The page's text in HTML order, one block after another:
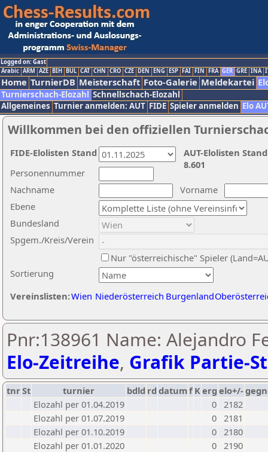
Logged on: Gast
Arabic ARM AZE BIH BUL CAT CHN CRO CZE DEN ENG ESP FAI FIN FRA GER GRE INA
Home TurnierDB Meisterschaft Foto-Galerie Meldekartei
Turnierschach-Elozahl Schnellschach-Elozahl
Allgemeines Turnier anmelden: AUT FIDE Spieler anmelden Elo
Willkommen bei den offiziellen
Nachname
Vorname
Ebene
Sortierung
Personennummer
Bundesland
Spgem./Kreis/Verein
Nur "österreichische" Spieler
Vereinslisten:Wien Niederösterreich Burgenland
AUT-Elolisten
8.601
FIDE-Elolisten Stand
Pnr:138961 Name: Alejandro
Elo-Zeitreihe, Grafik Partie-
tnrSt turnier bdld rd datumf Kerg elo+/-
Elozahl per 01.04.2019
0 2182
Elozahl per 01.07.2019
0 2181
Elozahl per 01.10.2019
0 2180
Elozahl per 01.01.2020
0 2190